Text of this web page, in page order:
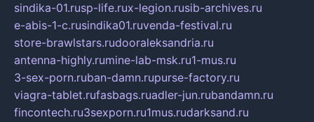
sindika-01.rusp-life.rux-legion.rusib-archives.ru
e-abis-1-c.rusindika01.ruvenda-festival.ru
store-brawlstars.rudooraleksandria.ru
antenna-highly.rumine-lab-msk.ru1-mus.ru
3-sex-porn.ruban-damn.rupurse-factory.ru
viagra-tablet.rufasbags.ruadler-jun.rubandamn.ru
fincontech.ru3sexporn.ru1mus.rudarksand.ru